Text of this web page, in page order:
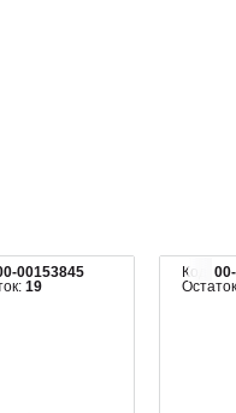
00153845
19
Код: